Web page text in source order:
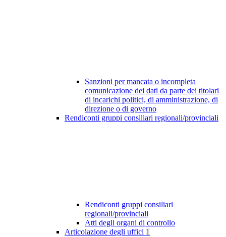
Sanzioni per mancata o incompleta
comunicazione dei dati da parte dei titolari
di incarichi politici, di amministrazione, di
direzione o di governo
Rendiconti gruppi consiliari regionali/provinciali
Rendiconti gruppi consiliari
regionali/provinciali
Atti degli organi di controllo
Articolazione degli uffici 1